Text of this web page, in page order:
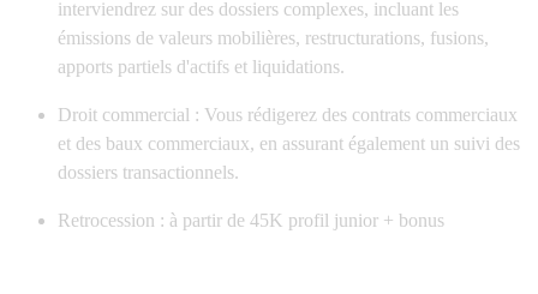
interviendrez sur des dossiers complexes, incluant les
émissions de valeurs mobilières, restructurations, fusions,
apports partiels d'actifs et liquidations.
Droit commercial : Vous rédigerez des contrats commerciaux
et des baux commerciaux, en assurant également un suivi des
dossiers transactionnels.
Retrocession : à partir de 45K profil junior + bonus